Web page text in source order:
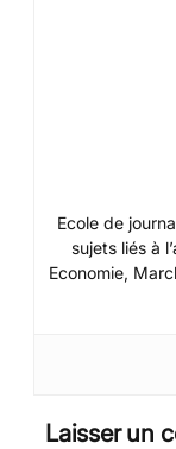
Ecole de
sujets liés à
Economie,
Laisser un